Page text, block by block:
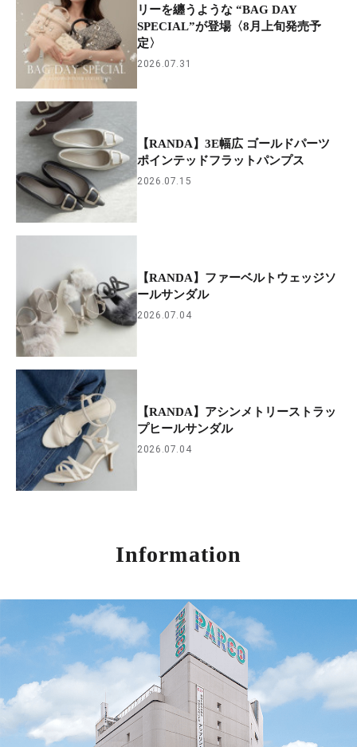
リーを纏うような “BAG DAY
SPECIAL”が登場〈8月上旬発売予
定〉
2026.07.31
【RANDA】3E幅広 ゴールドパーツ
ポインテッドフラットパンプス
2026.07.15
【RANDA】ファーベルトウェッジソ
ールサンダル
2026.07.04
【RANDA】アシンメトリーストラッ
プヒールサンダル
2026.07.04
Information